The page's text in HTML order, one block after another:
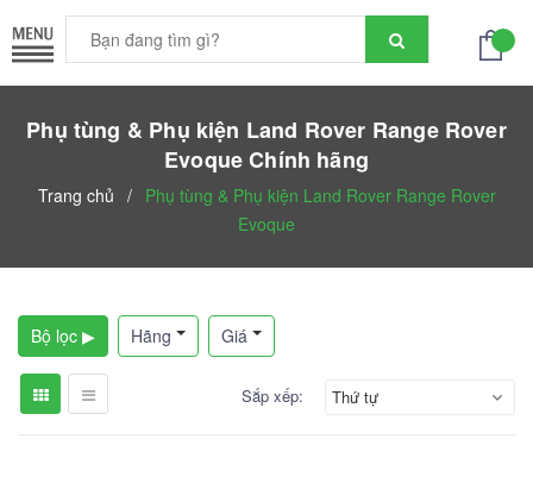
Phụ tùng & Phụ kiện Land Rover Range Rover
Evoque Chính hãng
Trang chủ / Phụ tùng & Phụ kiện Land Rover Range Rover
Evoque
Bộ lọc ▶ Hãng Giá
Sắp xếp: Thứ tự